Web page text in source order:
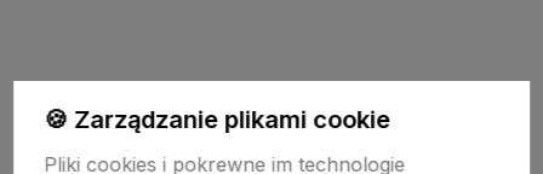
TU JESTEŚMY
🍪 Zarządzanie plikami cookie
Pliki cookies i pokrewne im technologie